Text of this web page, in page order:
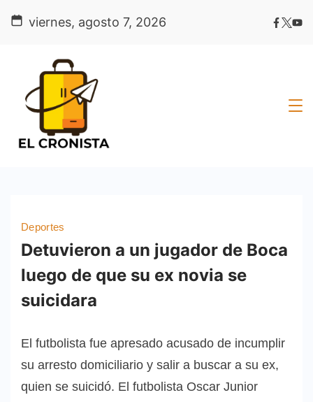
viernes, agosto 7, 2026
Deportes
Detuvieron a un jugador de Boca
luego de que su ex novia se
suicidara
El futbolista fue apresado acusado de incumplir
su arresto domiciliario y salir a buscar a su ex,
quien se suicidó. El futbolista Oscar Junior